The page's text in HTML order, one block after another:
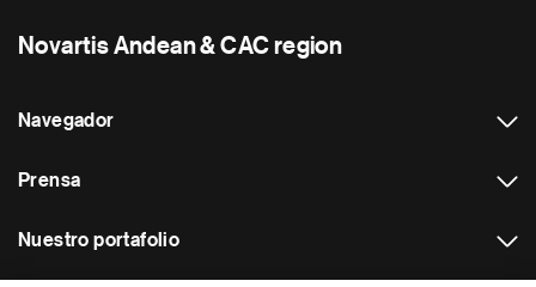
Novartis Andean & CAC region
Navegador
Prensa
Nuestro portafolio